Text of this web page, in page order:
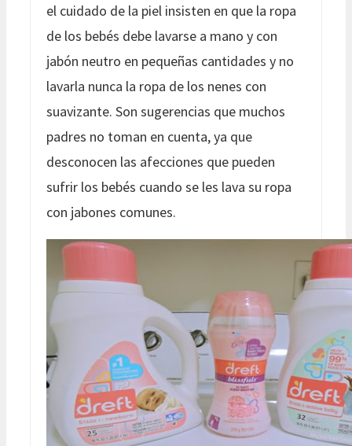
el cuidado de la piel insisten en que la ropa
de los bebés debe lavarse a mano y con
jabón neutro en pequeñas cantidades y no
lavarla nunca la ropa de los nenes con
suavizante. Son sugerencias que muchos
padres no toman en cuenta, ya que
desconocen las afecciones que pueden
sufrir los bebés cuando se les lava su ropa
con jabones comunes.